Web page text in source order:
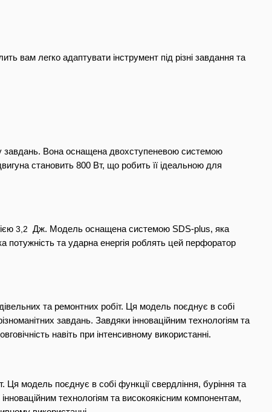
вам легко адаптувати інструмент під різні завдання та
завдань. Вона оснащена двохступеневою системою
становить 800 Вт, що робить її ідеальною для
3,2 Дж. Модель оснащена системою SDS-plus, яка
потужність та ударна енергія роблять цей перфоратор
та ремонтних робіт. Ця модель поєднує в собі
завдань. Завдяки інноваційним технологіям та
навіть при інтенсивному використанні.
модель поєднує в собі функції свердління, буріння та
технологіям та високоякісним компонентам,